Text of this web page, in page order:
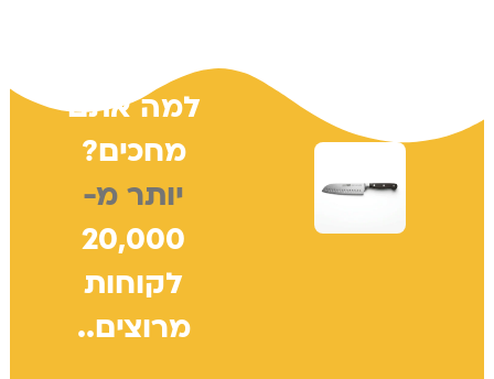
למה אתם
מחכים?
יותר מ-
20,000
לקוחות
מרוצים..